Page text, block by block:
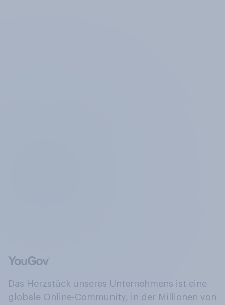
Das Herzstück unseres Unternehmens ist eine
globale Online-Community, in der Millionen von